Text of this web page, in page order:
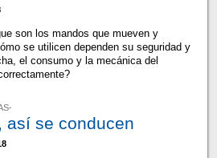
son los mandos que mueven y
se utilicen dependen su seguridad y
el consumo y la mecánica del
así se conducen